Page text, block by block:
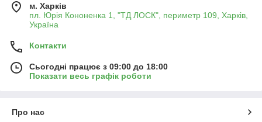
м. Харків
пл. Юрія Кононенка 1, "ТД ЛОСК", периметр 109, Харків,
Україна
Контакти
Сьогодні працює з 09:00 до 18:00
Показати весь графік роботи
Про нас